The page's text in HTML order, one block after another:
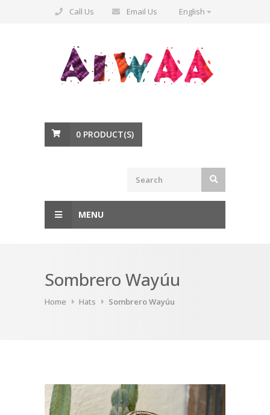
Call Us Email Us English
0 PRODUCT(S)
MENU
Sombrero Wayúu
Home Hats Sombrero Wayúu